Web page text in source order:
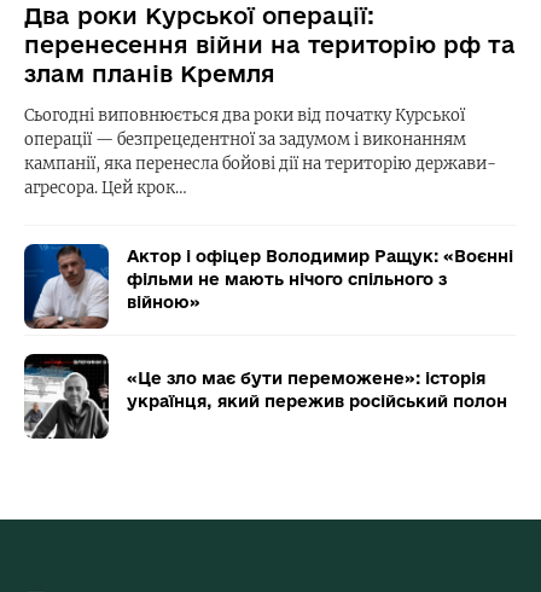
Два роки Курської операції:
перенесення війни на територію рф та
злам планів Кремля
Сьогодні виповнюється два роки від початку Курської
операції — безпрецедентної за задумом і виконанням
кампанії, яка перенесла бойові дії на територію держави-
агресора. Цей крок…
Актор і офіцер Володимир Ращук: «Воєнні
фільми не мають нічого спільного з
війною»
«Це зло має бути переможене»: історія
українця, який пережив російський полон